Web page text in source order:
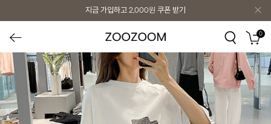
지금 가입하고 2,000원 쿠폰 받기
0